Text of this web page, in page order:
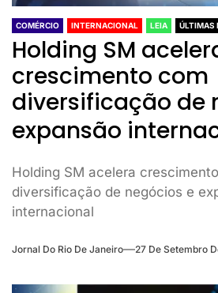
COMÉRCIO INTERNACIONAL LEIA ÚLTIMAS
Holding SM
crescimento com
diversificação de
expansão
Holding SM acelera
diversificação de negócios e
internacional
Jornal Do Rio De Janeiro 27 De Setembro